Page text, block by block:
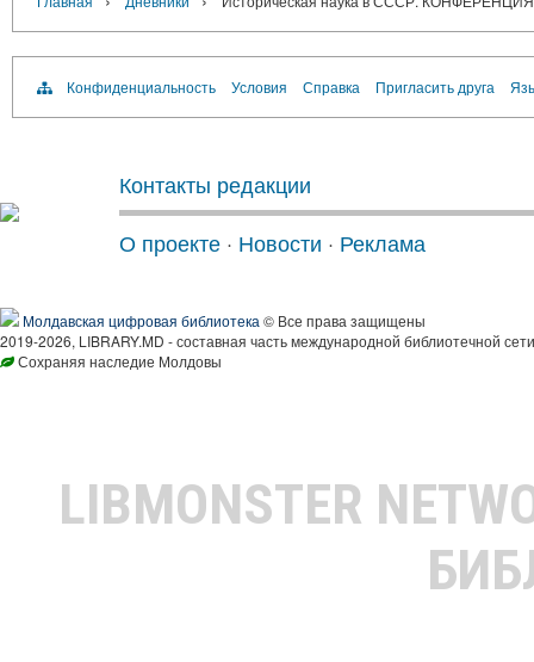
Конфиденциальность Условия Справка Пригласить друга
Контакты редакции
О проекте · Новости · Реклама
Молдавская цифровая библиотека © Все права защищены
2019-2026, LIBRARY.MD - составная часть международной библиотечной
Сохраняя наследие Молдовы
LIBMONSTER